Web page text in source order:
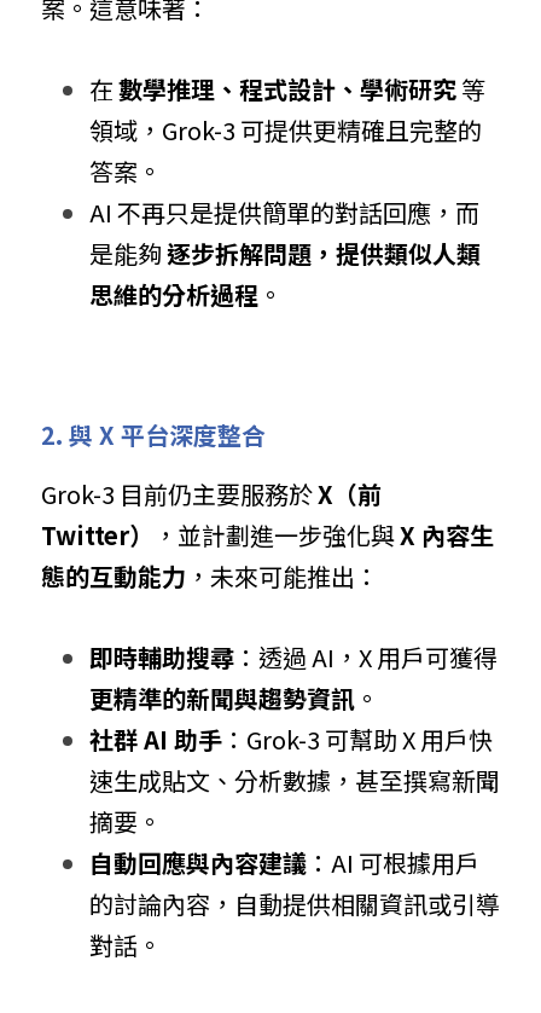
案。這意味著：
在 數學推理、程式設計、學術研究 等
領域，Grok-3 可提供更精確且完整的
答案。
AI 不再只是提供簡單的對話回應，而
是能夠 逐步拆解問題，提供類似人類
思維的分析過程 。
2. 與 X 平台深度整合
Grok-3 目前仍主要服務於 X（前
Twitter）
，並計劃進一步強化與 X 內容生
態的互動能力 ，未來可能推出：
即時輔助搜尋
更精準的新聞與趨勢資訊 。
社群 AI 助手 ：Grok-3 可幫助 X 用戶快
速生成貼文、分析數據，甚至撰寫新聞
摘要。
自動回應與內容建議 ：AI 可根據用戶
的討論內容，自動提供相關資訊或引導
對話。